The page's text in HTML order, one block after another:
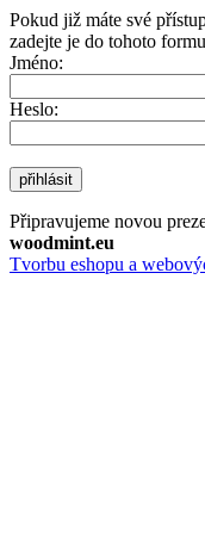
Pokud již máte své
zadejte je do tohoto
Jméno:
Heslo:
přihlásit
Připravujeme novou
woodmint.eu
Tvorbu eshopu a